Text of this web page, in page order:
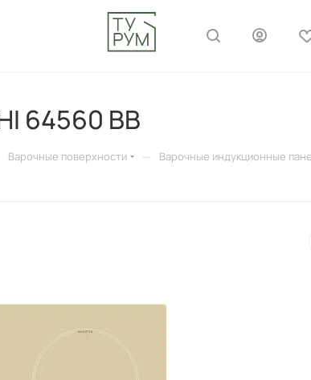
64560 BB
Варочные поверхности — Варочные индукционные